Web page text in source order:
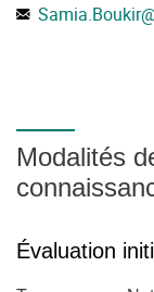
Samia.Boukir
Modalités
Évaluation